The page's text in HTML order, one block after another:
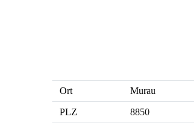
Ort Murau
PLZ 8850